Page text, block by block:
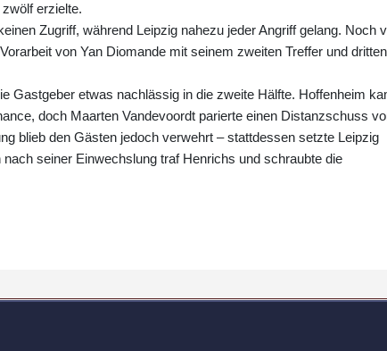
erzielte.
Zugriff, während Leipzig nahezu jeder Angriff gelang. Noch
von Yan Diomande mit seinem zweiten Treffer und dritten
Gastgeber etwas nachlässig in die zweite Hälfte. Hoffenheim
doch Maarten Vandevoordt parierte einen Distanzschuss
blieb den Gästen jedoch verwehrt – stattdessen setzte Leipzig
seiner Einwechslung traf Henrichs und schraubte die